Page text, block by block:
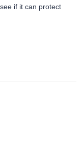
if it can protect